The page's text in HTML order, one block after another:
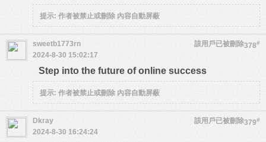
提示: 作者被禁止或刪除 內容自動屏蔽
378#
sweetb1773rn
該用戶已被刪除
2024-8-30 15:02:17
Step into the future of online success
提示: 作者被禁止或刪除 內容自動屏蔽
379#
Dkray
該用戶已被刪除
2024-8-30 16:24:24